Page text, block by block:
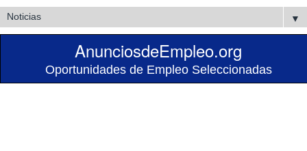
▼
AnunciosdeEmpleo.org
Oportunidades de Empleo Seleccionadas